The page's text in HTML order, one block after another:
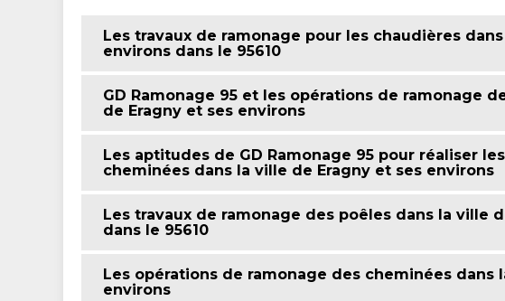
Les travaux de ramonage pour les chaudières
environs dans le 95610
GD Ramonage 95 et les opérations de ramonage
de Eragny et ses environs
Les aptitudes de GD Ramonage 95 pour réaliser
cheminées dans la ville de Eragny et ses environs
Les travaux de ramonage des poêles dans la ville
dans le 95610
Les opérations de ramonage des cheminées dans
environs